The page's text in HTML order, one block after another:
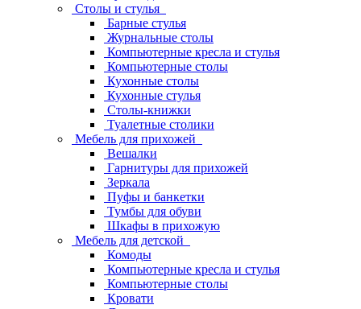
Столы и стулья
Барные стулья
Журнальные столы
Компьютерные кресла и стулья
Компьютерные столы
Кухонные столы
Кухонные стулья
Столы-книжки
Туалетные столики
Мебель для прихожей
Вешалки
Гарнитуры для прихожей
Зеркала
Пуфы и банкетки
Тумбы для обуви
Шкафы в прихожую
Мебель для детской
Комоды
Компьютерные кресла и стулья
Компьютерные столы
Кровати